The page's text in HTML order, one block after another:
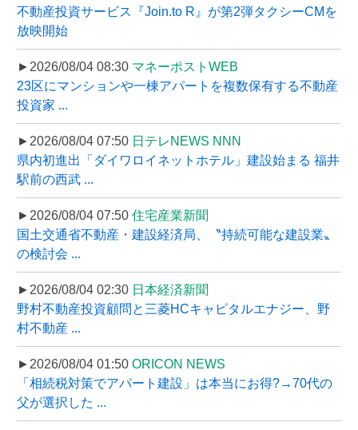
不動産投資サービス『Join.to R』が第2弾タクシーCMを
放映開始
►2026/08/04 08:30 マネーポストWEB
23区にマンションや一棟アパートを複数保有する不動産
投資家 ...
►2026/08/04 07:50 日テレNEWS NNN
県内初進出「ダイワロイネットホテル」建設始まる 福井
駅前の西武 ...
►2026/08/04 07:50 住宅産業新聞
国土交通省不動産・建設経済局、〝持続可能な建設業〟
の検討会 ...
►2026/08/04 02:30 日本経済新聞
野村不動産投資顧問と三菱HCキャピタルエナジー、野
村不動産 ...
►2026/08/04 01:50 ORICON NEWS
「相続税対策でアパート建設」は本当にお得?→70代の
父が選択した ...